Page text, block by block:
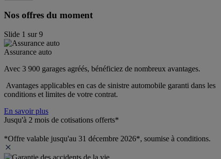
Nos offres du moment
Slide 1 sur9
Assurance auto
Avec 3 900 garages agréés, bénéficiez de nombreux avantages.
Avantages applicables en cas de sinistre automobile garanti dans les
conditions et limites de votre contrat.
En savoir plus
Jusqu'à 2 mois de cotisations offerts*
*Offre valable jusqu'au 31 décembre 2026*, soumise à conditions.